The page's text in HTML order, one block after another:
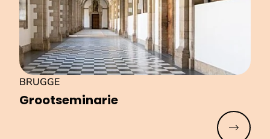
Groot­se­mi­na­rie
BRUGGE
Meer